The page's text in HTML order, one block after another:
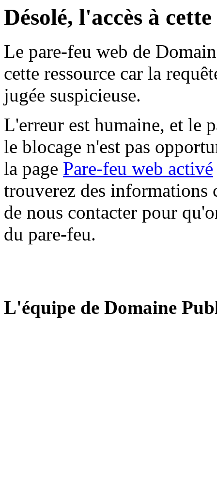
Désolé, l'accès à
Le pare-feu web de
cette ressource car la
jugée suspicieuse.
L'erreur est humaine, et le
le blocage n'est pas
la page Pare-feu web activé
trouverez des informations
de nous contacter pour
du pare-feu.
L'équipe de Domaine